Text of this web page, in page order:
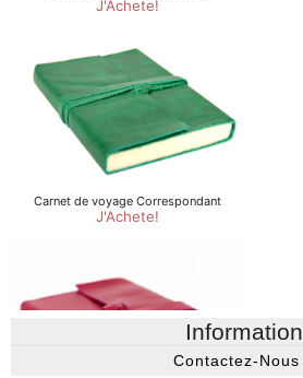
Information
Contactez-Nous